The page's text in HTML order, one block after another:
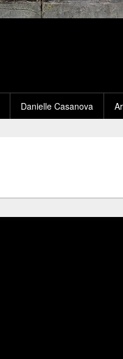
Danielle Casanova